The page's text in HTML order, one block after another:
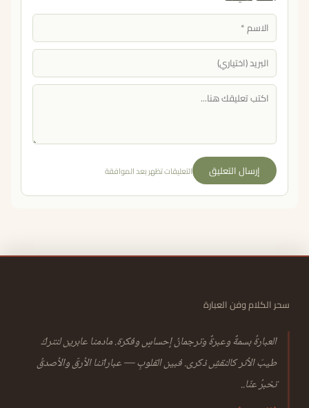
إرسال التعليق التعليقات تظهر بعد الموافقة
سحر الكلام وفن العبارة
العبارةُ بسمةٌ وعبرةٌ وترجمانُ إحساسٍ وفكرة. مادمنا عابرين لنتركَ
طيبَ الأثر كالنقشِ ذكرى. فبين القلوبِ — عباراتنا الأرقّ والأصدقُ
تخبرُ عنّا..